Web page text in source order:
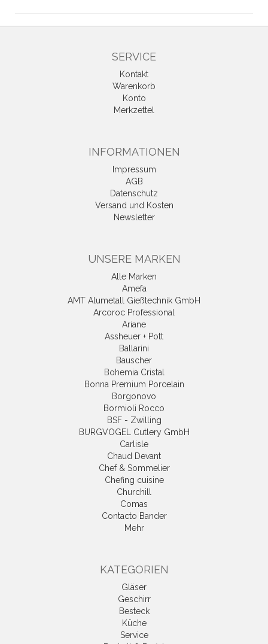
SERVICE
Kontakt
Warenkorb
Konto
Merkzettel
INFORMATIONEN
Impressum
AGB
Datenschutz
Versand und Kosten
Newsletter
UNSERE MARKEN
Alle Marken
Amefa
AMT Alumetall Gießtechnik GmbH
Arcoroc Professional
Ariane
Assheuer + Pott
Ballarini
Bauscher
Bohemia Cristal
Bonna Premium Porcelain
Borgonovo
Bormioli Rocco
BSF - Zwilling
BURGVOGEL Cutlery GmbH
Carlisle
Chaud Devant
Chef & Sommelier
Chefing cuisine
Churchill
Comas
Contacto Bander
Mehr
KATEGORIEN
Gläser
Geschirr
Besteck
Küche
Service